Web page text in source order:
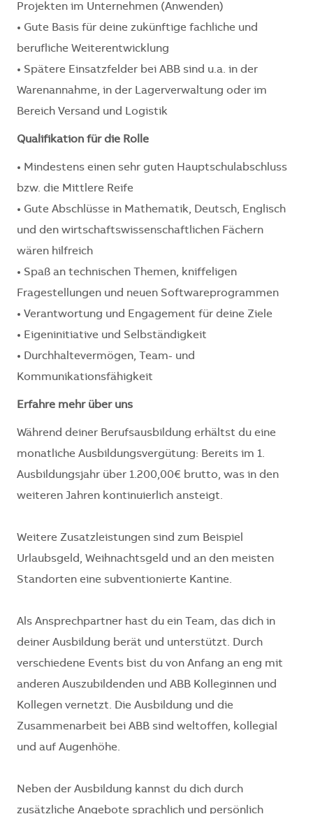
Projekten im Unternehmen (Anwenden)
• Gute Basis für deine zukünftige fachliche und
berufliche Weiterentwicklung
• Spätere Einsatzfelder bei ABB sind u.a. in der
Warenannahme, in der Lagerverwaltung oder im
Bereich Versand und Logistik
Qualifikation für die Rolle
• Mindestens einen sehr guten Hauptschulabschluss
bzw. die Mittlere Reife
• Gute Abschlüsse in Mathematik, Deutsch, Englisch
und den wirtschaftswissenschaftlichen Fächern
wären hilfreich
• Spaß an technischen Themen, kniffeligen
Fragestellungen und neuen Softwareprogrammen
• Verantwortung und Engagement für deine Ziele
• Eigeninitiative und Selbständigkeit
• Durchhaltevermögen, Team- und
Kommunikationsfähigkeit
Erfahre mehr über uns
Während deiner Berufsausbildung erhältst du eine
monatliche Ausbildungsvergütung: Bereits im 1.
Ausbildungsjahr über 1.200,00€ brutto, was in den
weiteren Jahren kontinuierlich ansteigt.
Weitere Zusatzleistungen sind zum Beispiel
Urlaubsgeld, Weihnachtsgeld und an den meisten
Standorten eine subventionierte Kantine.
Als Ansprechpartner hast du ein Team, das dich in
deiner Ausbildung berät und unterstützt. Durch
verschiedene Events bist du von Anfang an eng mit
anderen Auszubildenden und ABB Kolleginnen und
Kollegen vernetzt. Die Ausbildung und die
Zusammenarbeit bei ABB sind weltoffen, kollegial
und auf Augenhöhe.
Neben der Ausbildung kannst du dich durch
zusätzliche Angebote sprachlich und persönlich